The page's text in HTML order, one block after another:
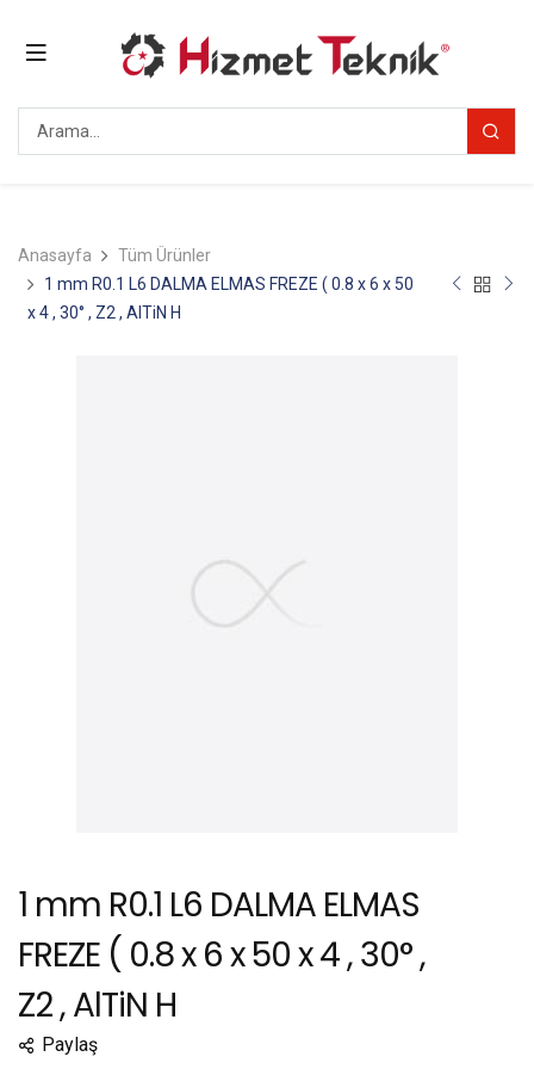
Anasayfa
Tüm Ürünler
1 mm R0.1 L6 DALMA ELMAS FREZE ( 0.8 x 6 x 50
x 4 , 30° , Z2 , AlTiN H
1 mm R0.1 L6 DALMA ELMAS
FREZE ( 0.8 x 6 x 50 x 4 , 30° ,
Z2 , AlTiN H
Paylaş